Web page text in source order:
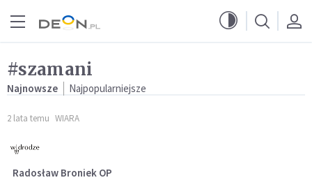
#szamani
Najnowsze Najpopularniejsze
2 lata temu WIARA
Radosław Broniek OP